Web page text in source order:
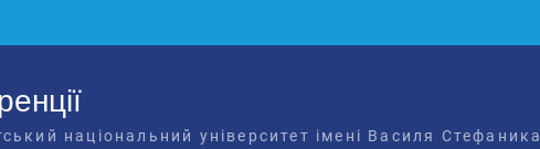
національний університет імені Василя Стефаника